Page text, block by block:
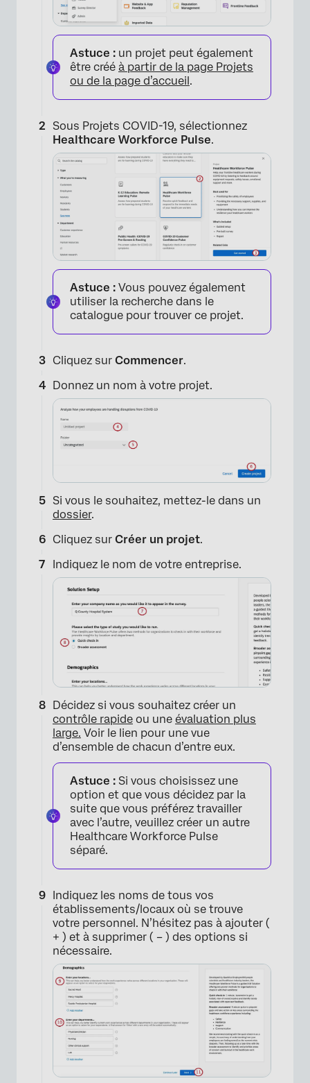
Astuce : un projet peut également
être créé à partir de la page Projets
ou de la page d’accueil.
Sous Projets COVID-19, sélectionnez
Healthcare Workforce Pulse.
Astuce : Vous pouvez également
utiliser la recherche dans le
catalogue pour trouver ce projet.
Cliquez sur Commencer.
Donnez un nom à votre projet.
×
Si vous le souhaitez, mettez-le dans un
dossier.
Cliquez sur Créer un projet.
Indiquez le nom de votre entreprise.
Décidez si vous souhaitez créer un
contrôle rapide ou une évaluation plus
large. Voir le lien pour une vue
d’ensemble de chacun d’entre eux.
Astuce : Si vous choisissez une
option et que vous décidez par la
suite que vous préférez travailler
avec l’autre, veuillez créer un autre
Healthcare Workforce Pulse
séparé.
Indiquez les noms de tous vos
établissements/locaux où se trouve
votre personnel. N’hésitez pas à ajouter (
+ ) et à supprimer ( – ) des options si
nécessaire.